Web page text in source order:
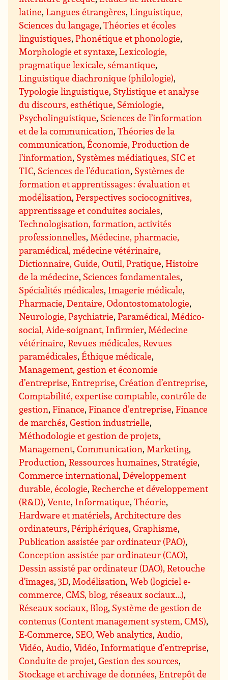
latine,Langues étrangères,Linguistique,
Sciences du langage,Théories et écoles
linguistiques,Phonétique et phonologie,
Morphologie et syntaxe,Lexicologie,
pragmatique lexicale, sémantique,
Linguistique diachronique (philologie),
Typologie linguistique, Stylistique et analyse
du discours, esthétique, Sémiologie,
Psycholinguistique, Sciences de l’information
et de la communication,Théories de la
communication,Économie, Production de
l’information, Systèmes médiatiques, SIC et
TIC, Sciences de l’éducation, Systèmes de
formation et apprentissages : évaluation et
modélisation,Perspectives sociocognitives,
apprentissage et conduites sociales,
Technologisation, formation, activités
professionnelles, Médecine, pharmacie,
paramédical, médecine vétérinaire,
Dictionnaire, Guide, Outil, Pratique,Histoire
de la médecine, Sciences fondamentales,
Spécialités médicales, Imagerie médicale,
Pharmacie,Dentaire, Odontostomatologie,
Neurologie, Psychiatrie,Paramédical, Médico-
social, Aide-soignant, Infirmier, Médecine
vétérinaire,Revues médicales, Revues
paramédicales,Éthique médicale,
Management, gestion et économie
d’entreprise,Entreprise,Création d’entreprise,
Comptabilité, expertise comptable, contrôle de
gestion,Finance,Finance d’entreprise,Finance
de marchés,Gestion industrielle,
Méthodologie et gestion de projets,
Management,Communication, Marketing,
Production,Ressources humaines, Stratégie,
Commerce international,Développement
durable, écologie,Recherche et développement
(R&D),Vente, Informatique,Théorie,
Hardware et matériels, Architecture des
ordinateurs,Périphériques,Graphisme,
Publication assistée par ordinateur (PAO),
Conception assistée par ordinateur (CAO),
Dessin assisté par ordinateur (DAO), Retouche
d’images,3D, Modélisation,Web (logiciel e-
commerce, CMS, blog, réseaux sociaux…),
Réseaux sociaux, Blog, Système de gestion de
contenus (Content management system, CMS),
E-Commerce, SEO, Web analytics, Audio,
Vidéo, Audio,Vidéo, Informatique d’entreprise,
Conduite de projet,Gestion des sources,
Stockage et archivage de données,Entrepôt de